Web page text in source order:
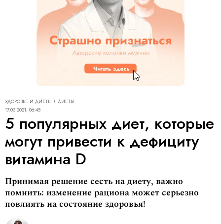
ЗДОРОВЬЕ И ДИЕТЫ
ДИЕТЫ
17.03.2021, 06:45
5 популярных диет, которые
могут привести к дефициту
витамина D
Принимая решение сесть на диету, важно
помнить: изменение рациона может серьезно
повлиять на состояние здоровья!